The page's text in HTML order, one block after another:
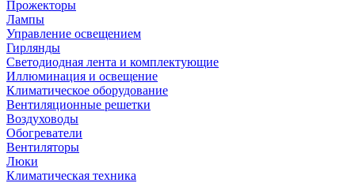
Прожекторы
Лампы
Управление освещением
Гирлянды
Светодиодная лента и комплектующие
Иллюминация и освещение
Климатическое оборудование
Вентиляционные решетки
Воздуховоды
Обогреватели
Вентиляторы
Люки
Климатическая техника